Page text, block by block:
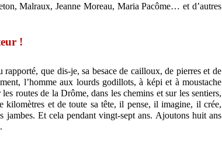
Malraux, Jeanne Moreau, Maria Pacôme… et d’autres
!
que dis-je, sa besace de cailloux, de pierres et de
l’homme aux lourds godillots, à képi et à moustache
routes de la Drôme, dans les chemins et sur les sentiers,
kilomètres et de toute sa tête, il pense, il imagine, il crée,
jambes. Et cela pendant vingt-sept ans. Ajoutons huit ans